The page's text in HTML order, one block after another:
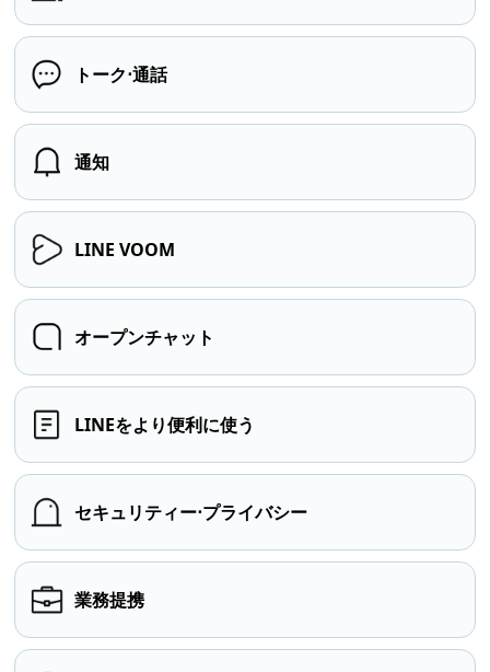
トーク⋅通話
通知
LINE VOOM
オープンチャット
LINEをより便利に使う
セキュリティー⋅プライバシー
業務提携